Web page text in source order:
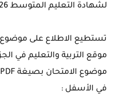
لشهادة التعليم المتوسط 2026:
تستطيع الاطلاع على موضوع
موقع التربية والتعليم في
في الأسفل :